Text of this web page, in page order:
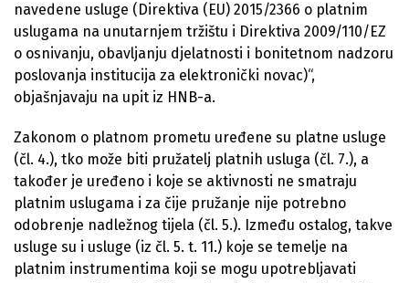
navedene usluge (Direktiva (EU) 2015/2366 o platnim
uslugama na unutarnjem tržištu i Direktiva 2009/110/EZ
o osnivanju, obavljanju djelatnosti i bonitetnom nadzoru
poslovanja institucija za elektronički novac)“,
objašnjavaju na upit iz HNB-a.
Zakonom o platnom prometu uređene su platne usluge
(čl. 4.), tko može biti pružatelj platnih usluga (čl. 7.), a
također je uređeno i koje se aktivnosti ne smatraju
platnim uslugama i za čije pružanje nije potrebno
odobrenje nadležnog tijela (čl. 5.). Između ostalog, takve
usluge su i usluge (iz čl. 5. t. 11.) koje se temelje na
platnim instrumentima koji se mogu upotrebljavati